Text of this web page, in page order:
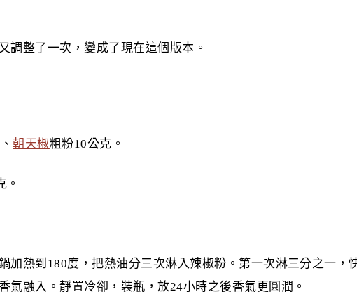
調整了一次，變成了現在這個版本。
朝天椒粗粉10公克。
。
加熱到180度，把熱油分三次淋入辣椒粉。第一次淋三分之一
融入。靜置冷卻，裝瓶，放24小時之後香氣更圓潤。